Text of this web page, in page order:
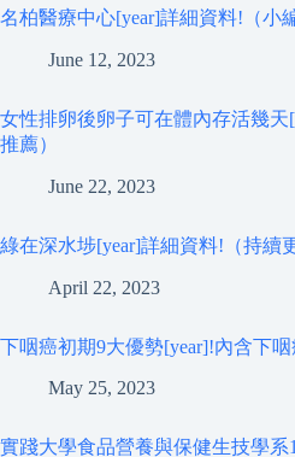
名柏醫療中心[year]詳細資料!（小
June 12, 2023
女性排卵後卵子可在體內存活幾天
推薦）
June 22, 2023
綠在深水埗[year]詳細資料!（持續
April 22, 2023
下咽癌初期9大優勢[year]!內含下
May 25, 2023
實踐大學食品營養與保健生技學系